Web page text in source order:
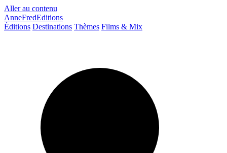
Aller au contenu
AnneFredEditions
Éditions Destinations Thèmes Films & Mix